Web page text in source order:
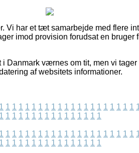
Vi har et tæt samarbejde med flere
imod provision forudsat en bruger
Danmark værnes om tit, men vi
af websitets informationer.
1 1 1 1 1 1 1 1 1 1 1 1 1 1 1 1 1 1 1 1 1
1 1 1 1 1 1 1 1 1 1 1 1 1 1 1 1
1 1 1 1 1 1 1 1 1 1 1 1 1 1 1 1 1 1 1 1 1
1 1 1 1 1 1 1 1 1 1 1 1 1 1 1 1